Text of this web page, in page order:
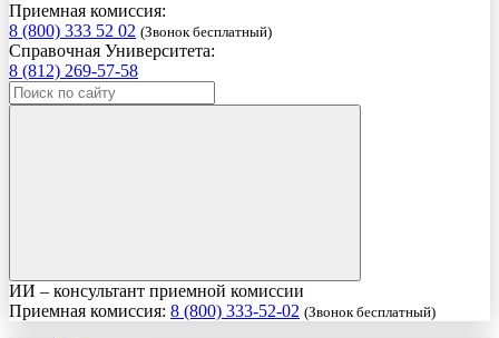
Приемная комиссия:
8 (800) 333 52 02 (Звонок бесплатный)
Справочная Университета:
8 (812) 269-57-58
ИИ – консультант приемной комиссии
Приемная комиссия: 8 (800) 333-52-02 (Звонок бесплатный)